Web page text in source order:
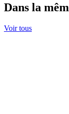
Dans la
Voir tous